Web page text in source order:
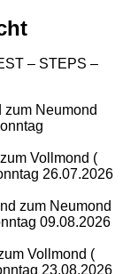
– STEPS –
zum Neumond
Vollmond (
26.07.2026
zum Neumond
09.08.2026
Vollmond (
23.08.2026